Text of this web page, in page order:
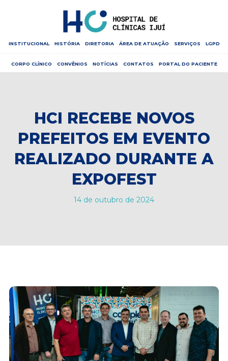
INSTITUCIONAL HISTÓRIA DIRETORIA ÁREA DE ATUAÇÃO SERVIÇOS LGPD
CORPO CLÍNICO CONVÊNIOS NOTÍCIAS CONTATOS PORTAL DO PACIENTE
HCI RECEBE NOVOS
PREFEITOS EM EVENTO
REALIZADO DURANTE A
EXPOFEST
14 de outubro de 2024